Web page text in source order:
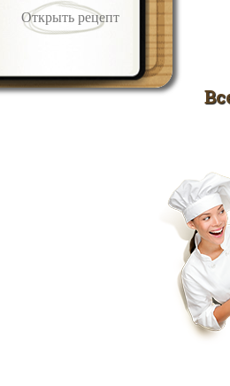
Открыть рецепт
Открыть рецепт
молотый перец –